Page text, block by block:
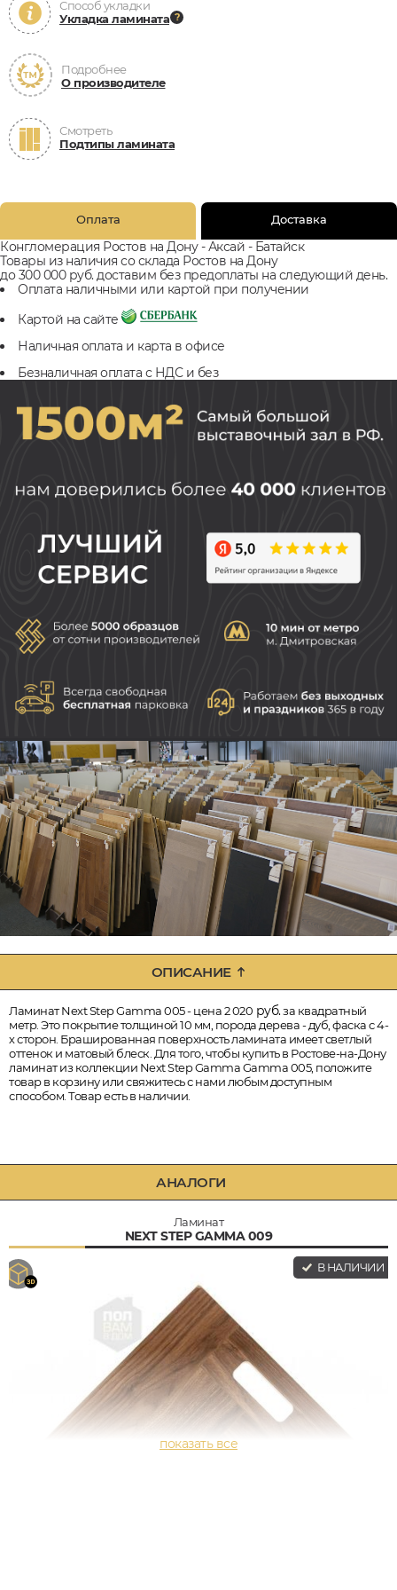
Способ укладки
Укладка ламината
Подробнее
О производителе
Смотреть
Подтипы ламината
Оплата Доставка
Конгломерация Ростов на Дону - Аксай - Батайск
Товары из наличия со склада Ростов на Дону
до 300 000 руб. доставим без предоплаты на следующий день.
Оплата наличными или картой при получении
Картой на сайте
Наличная оплата и карта в офисе
Безналичная оплата с НДС и без
ОПИСАНИЕ
Ламинат Next Step Gamma 005 - цена 2 020 руб.за квадратный
метр. Это покрытие толщиной 10 мм, порода дерева - дуб, фаска с 4-
х сторон. Брашированная поверхность ламината имеет светлый
оттенок и матовый блеск. Для того, чтобы купить в Ростове-на-Дону
ламинат из коллекции Next Step Gamma Gamma 005, положите
товар в корзину или свяжитесь с нами любым доступным
способом. Товар есть в наличии.
АНАЛОГИ
Ламинат
NEXT STEP GAMMA 009
В НАЛИЧИИ